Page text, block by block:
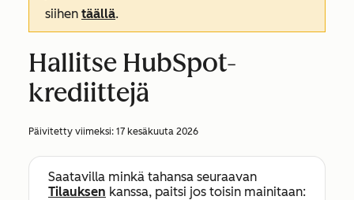
siihen täällä.
Hallitse HubSpot-
krediittejä
Päivitetty viimeksi: 17 kesäkuuta 2026
Saatavilla minkä tahansa seuraavan
Tilauksen kanssa, paitsi jos toisin mainitaan: